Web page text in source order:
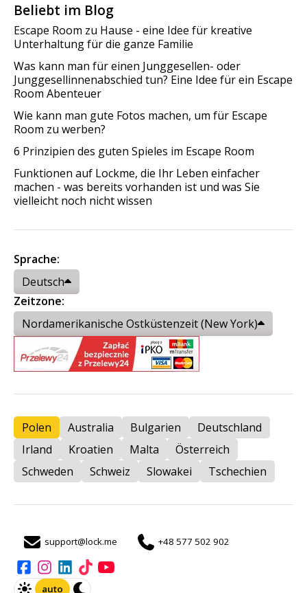
Beliebt im Blog
Escape Room zu Hause - eine Idee für kreative
Unterhaltung für die ganze Familie
Was kann man für einen Junggesellen- oder
Junggesellinnenabschied tun? Eine Idee für ein Escape
Room Abenteuer
Wie kann man gute Fotos machen, um für Escape
Room zu werben?
6 Prinzipien des guten Spieles im Escape Room
Funktionen auf Lockme, die Ihr Leben einfacher
machen - was bereits vorhanden ist und was Sie
vielleicht noch nicht wissen
Sprache:
Deutsch
Zeitzone:
Nordamerikanische Ostküstenzeit (New York)
Polen Australia Bulgarien
Deutschland
Irland
Kroatien Malta
Österreich
Schweden
Schweiz Slowakei Tschechien
support@lock.me +48 577 502 902
auto